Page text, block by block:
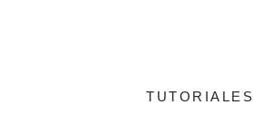
TUTORIALES